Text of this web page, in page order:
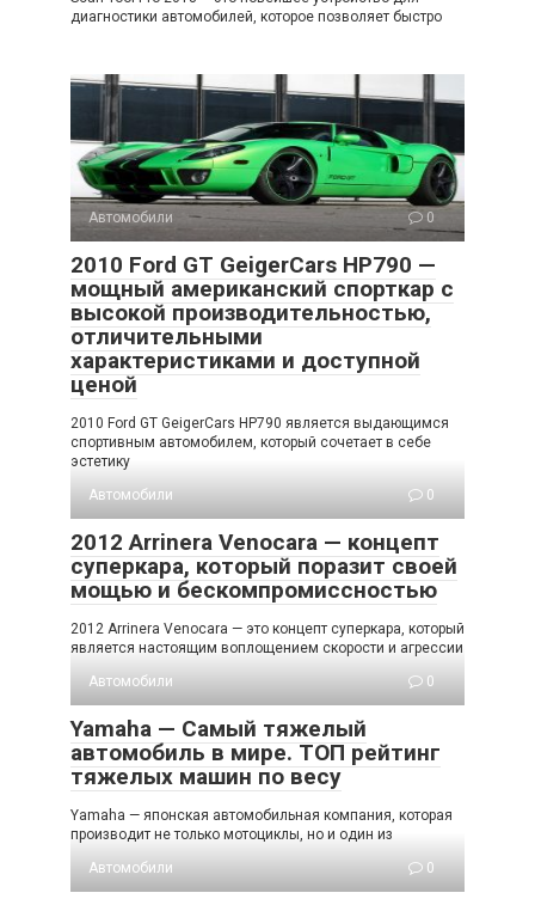
диагностики автомобилей, которое позволяет быстро
Автомобили 0
2010 Ford GT GeigerCars HP790 —
мощный американский спорткар с
высокой производительностью,
отличительными
характеристиками и доступной
ценой
2010 Ford GT GeigerCars HP790 является выдающимся
спортивным автомобилем, который сочетает в себе
эстетику
Автомобили
0
2012 Arrinera Venocara — концепт
суперкара, который поразит своей
мощью и бескомпромиссностью
2012 Arrinera Venocara — это концепт суперкара, который
является настоящим воплощением скорости и агрессии
Автомобили
0
Yamaha — Самый тяжелый
автомобиль в мире. ТОП рейтинг
тяжелых машин по весу
Yamaha — японская автомобильная компания, которая
производит не только мотоциклы, но и один из
Автомобили
0